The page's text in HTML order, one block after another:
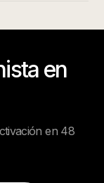
en
en 48